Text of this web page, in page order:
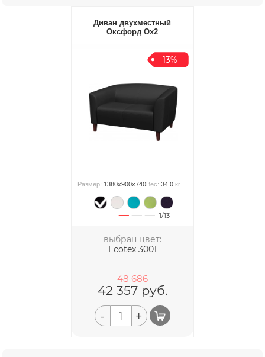
Диван двухместный
Оксфорд Ox2
-13%
Размер: 1380x900x740Вес:34.0 кг
1/13
выбран цвет:
Ecotex 3001
48 686
42 357руб.
- +